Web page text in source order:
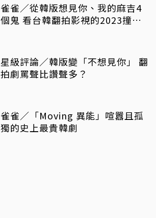
雀雀／從韓版想見你、我的麻吉4
個鬼 看台韓翻拍影視的2023撞擊
星級評論／韓版變「不想見你」 翻
拍劇罵聲比讚聲多？
雀雀／「Moving 異能」喧囂且孤
獨的史上最貴韓劇